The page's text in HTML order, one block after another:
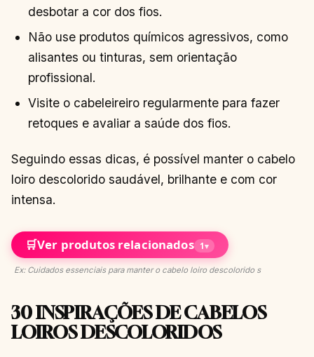
desbotar a cor dos fios.
Não use produtos químicos agressivos, como
alisantes ou tinturas, sem orientação
profissional.
Visite o cabeleireiro regularmente para fazer
retoques e avaliar a saúde dos fios.
Seguindo essas dicas, é possível manter o cabelo
loiro descolorido saudável, brilhante e com cor
intensa.
🛒Ver produtos relacionados 1▾
Ex: Cuidados essenciais para manter o cabelo loiro descolorido s
30 INSPIRAÇÕES DE CABELOS
LOIROS DESCOLORIDOS